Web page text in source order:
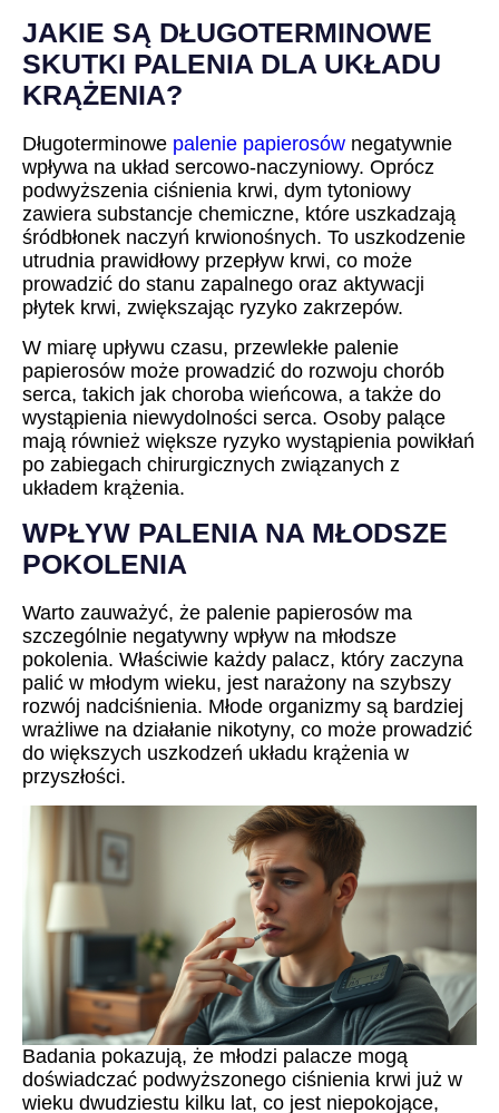
JAKIE SĄ DŁUGOTERMINOWE
SKUTKI PALENIA DLA UKŁADU
KRĄŻENIA?
Długoterminowe palenie papierosów negatywnie
wpływa na układ sercowo-naczyniowy. Oprócz
podwyższenia ciśnienia krwi, dym tytoniowy
zawiera substancje chemiczne, które uszkadzają
śródbłonek naczyń krwionośnych. To uszkodzenie
utrudnia prawidłowy przepływ krwi, co może
prowadzić do stanu zapalnego oraz aktywacji
płytek krwi, zwiększając ryzyko zakrzepów.
W miarę upływu czasu, przewlekłe palenie
papierosów może prowadzić do rozwoju chorób
serca, takich jak choroba wieńcowa, a także do
wystąpienia niewydolności serca. Osoby palące
mają również większe ryzyko wystąpienia powikłań
po zabiegach chirurgicznych związanych z
układem krążenia.
WPŁYW PALENIA NA MŁODSZE
POKOLENIA
Warto zauważyć, że palenie papierosów ma
szczególnie negatywny wpływ na młodsze
pokolenia. Właściwie każdy palacz, który zaczyna
palić w młodym wieku, jest narażony na szybszy
rozwój nadciśnienia. Młode organizmy są bardziej
wrażliwe na działanie nikotyny, co może prowadzić
do większych uszkodzeń układu krążenia w
przyszłości.
Badania pokazują, że młodzi palacze mogą
doświadczać podwyższonego ciśnienia krwi już w
wieku dwudziestu kilku lat, co jest niepokojące,